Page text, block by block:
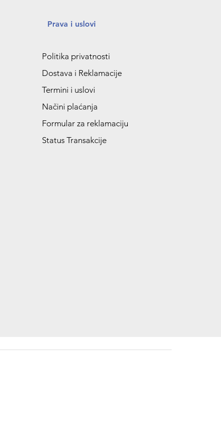
Prava i uslovi
Politika privatnosti
Dostava i Reklamacije
Termini i uslovi
Načini plaćanja
Formular za reklamaciju
Status Transakcije